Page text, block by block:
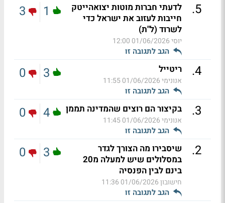
5
.
לדעתי חברות מוטות יצואהייטק
חייבות לעזוב את ישראל כדי
לשרוד (ל"ת)
יוסי01/06/2026 12:00
הגב לתגובה זו
1
3
4
. ריטייל
אנונימי01/06/2026 11:55
הגב לתגובה זו
3
0
3
. בקיצור הם רוצים שהמדינה תממן
אנונימי01/06/2026 11:45
הגב לתגובה זו
4
0
2
.
שיסבירו מה הצורך לגדר
במסלולים שיש למעלה מ20
בינם לבין הפנסיה
חישובון01/06/2026 11:36
הגב לתגובה זו
3
0